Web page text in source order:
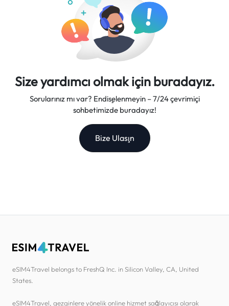
Size yardımcı olmak için buradayız.
Sorularınız mı var? Endişelenmeyin – 7/24 çevrimiçi
sohbetimizde buradayız!
Bize Ulaşın
eSIM4Travel belongs to FreshQ Inc. in Silicon Valley, CA, United
States.
eSIM4Travel, gezginlere yönelik online hizmet sağlayıcısı olarak